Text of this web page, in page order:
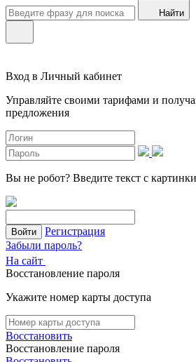
Найти
Вход в Личный кабинет
Управляйте своими тарифами и
предложения
Вы не робот? Введите текст с картинки
Войти
Регистрация
Забыли пароль?
На сайт
Восстановление пароля
Укажите номер карты доступа
Восстановить
Восстановление пароля